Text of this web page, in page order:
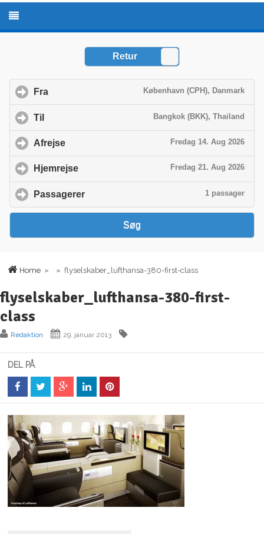
Home » » flyselskaber_lufthansa-380-first-class
flyselskaber_lufthansa-380-first-
class
Redaktion 29. januar 2013
DEL PÅ